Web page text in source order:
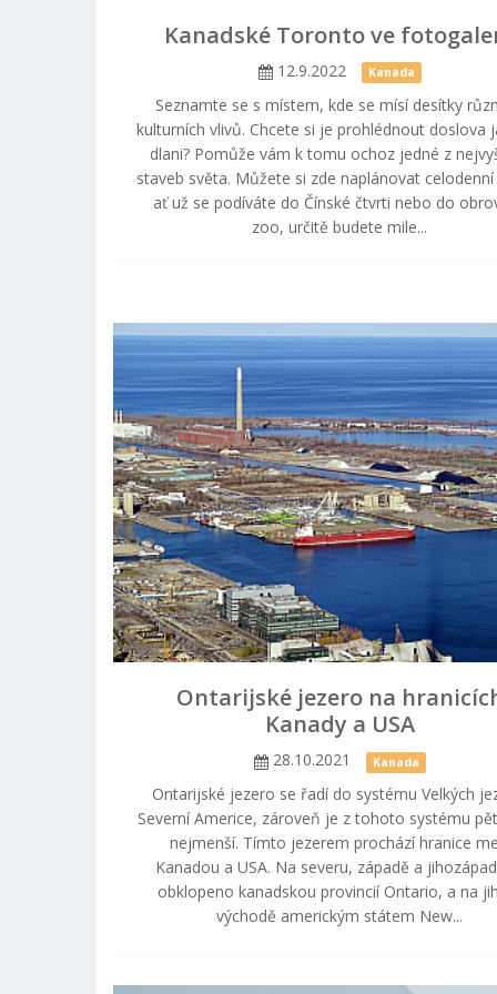
Kanadské Toronto ve
12.9.2022 Kanada
Seznamte se s místem, kde se mísí desítky
kulturních vlivů. Chcete si je prohlédnout doslova
dlani? Pomůže vám k tomu ochoz jedné z
staveb světa. Můžete si zde naplánovat
ať už se podíváte do Čínské čtvrti nebo do
zoo, určitě budete mile...
Ontarijské jezero na
Kanady a USA
28.10.2021 Kanada
Ontarijské jezero se řadí do systému Velkých
Severní Americe, zároveň je z tohoto systému
nejmenší. Tímto jezerem prochází hranice
Kanadou a USA. Na severu, západě a
obklopeno kanadskou provincií Ontario, a na
východě americkým státem New...